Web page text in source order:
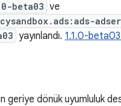
beta03 ve
yayınlandı. 1.1.0-
geriye dönük uyumluluk